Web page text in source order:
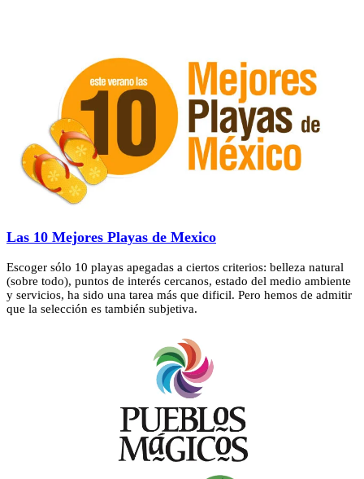
Las 10 Mejores Playas de Mexico
Escoger sólo 10 playas apegadas a ciertos criterios: belleza natural
(sobre todo), puntos de interés cercanos, estado del medio ambiente
y servicios, ha sido una tarea más que dificil. Pero hemos de admitir
que la selección es también subjetiva.